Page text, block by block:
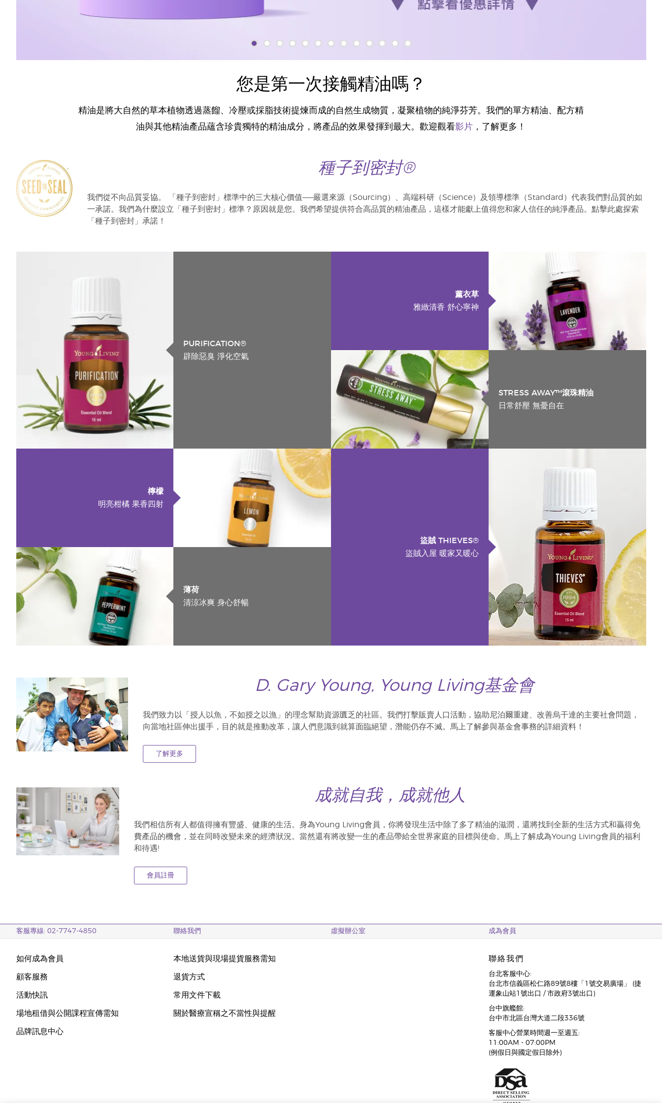
您是第一次接觸精油嗎？
精油是將大自然的草本植物透過蒸餾、冷壓或採脂技術提煉而成的自然生成物質，凝聚植物的純淨芬芳。我們的單方精油、配方精
油與其他精油產品蘊含珍貴獨特的精油成分，將產品的效果發揮到最大。歡迎觀看影片 ，了解更多！
種子到密封®
我們從不向品質妥協。 「種子到密封」標準中的三大核心價值——嚴選來源（Sourcing）、高端科研（Science）及領導標準（Standard）代表我們對品質的如
一承諾。我們為什麼設立「種子到密封」標準？原因就是您。我們希望提供符合高品質的精油產品，這樣才能獻上值得您和家人信任的純淨產品。點擊此處探索
「種子到密封」承諾！
PURIFICATION®
辟除惡臭 淨化空氣
薰衣草
雅緻清香 舒心寧神
STRESS AWAY™滾珠精油
日常舒壓 無憂自在
檸檬
明亮柑橘 果香四射
薄荷
清涼冰爽 身心舒暢
盜賊 THIEVES®
盜賊入屋 暖家又暖心
D. Gary Young, Young Living基金會
我們致力以「授人以魚，不如授之以漁」的理念幫助資源匱乏的社區。我們打擊販賣人口活動，協助尼泊爾重建、改善烏干達的主要社會問題，
向當地社區伸出援手，目的就是推動改革，讓人們意識到就算面臨絕望，潛能仍存不滅。馬上了解參與基金會事務的詳細資料！
了解更多
成就自我，成就他人
我們相信所有人都值得擁有豐盛、健康的生活。身為Young Living會員，你將發現生活中除了多了精油的滋潤，還將找到全新的生活方式和贏得免
費產品的機會，並在同時改變未來的經濟狀況。當然還有將改變一生的產品帶給全世界家庭的目標與使命。馬上了解成為Young Living會員的福利
和待遇!
會員註冊
客服專線: 02-7747-4850 聯絡我們 虛擬辦公室 成為會員
如何成為會員
顧客服務
活動快訊
場地租借與公開課程宣傳需知
品牌訊息中心
本地送貨與現場提貨服務需知
退貨方式
常用文件下載
關於醫療宣稱之不當性與提醒
聯絡我們
台北客服中心:
台北市信義區松仁路89號8樓「1號交易廣場」 (捷
運象山站1號出口 / 市政府3號出口)
台中旗艦館:
台中市北區台灣大道二段336號
客服中心營業時間週一至週五:
11:00AM - 07:00PM
(例假日與國定假日除外)